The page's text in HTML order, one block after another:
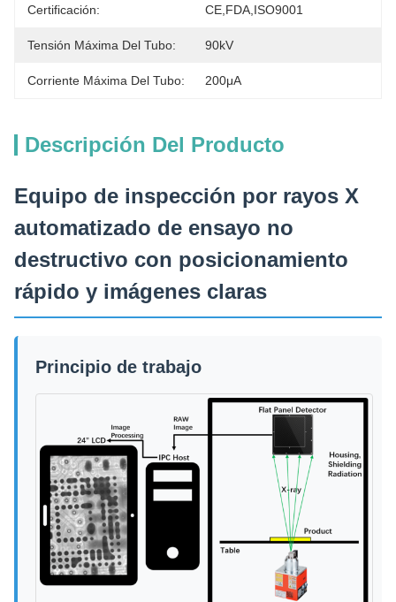
Certificación: CE,FDA,ISO9001
Tensión Máxima Del Tubo: 90kV
Corriente Máxima Del Tubo: 200μA
Descripción Del Producto
Equipo de inspección por rayos X
automatizado de ensayo no
destructivo con posicionamiento
rápido y imágenes claras
Principio de trabajo